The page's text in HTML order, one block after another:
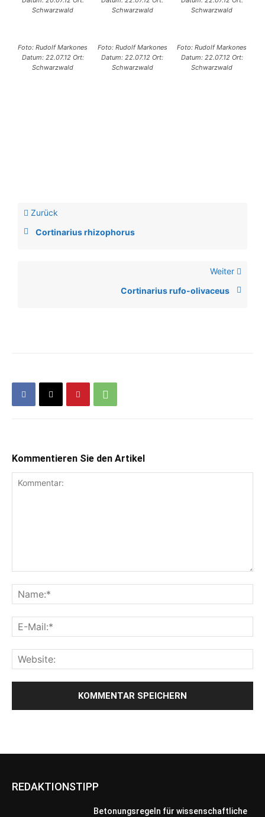
Schwarzwald
Schwarzwald
Schwarzwald
Foto: Rudolf Markones
Datum: 22.07.12 Ort:
Schwarzwald
Foto: Rudolf Markones
Datum: 22.07.12 Ort:
Schwarzwald
Foto: Rudolf Markones
Datum: 22.07.12 Ort:
Schwarzwald
Zurück
Cortinarius rhizophorus
Weiter
Cortinarius rufo-olivaceus
Kommentieren Sie den Artikel
REDAKTIONSTIPP
Betonungsregeln für wissenschaftliche